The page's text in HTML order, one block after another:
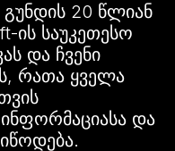
გუნდის 20 წლიან
ის საუკეთესო
და ჩვენი
რათა ყველა
და